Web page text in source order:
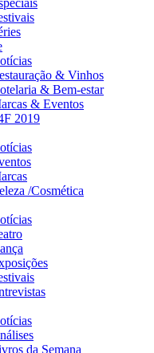
& Vinhos
& Bem-estar
& Eventos
2019
/Cosmética
da Semana